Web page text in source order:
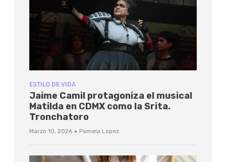
ESTILO DE VIDA
Jaime Camil protagoniza el musical
Matilda en CDMX como la Srita.
Tronchatoro
Marzo 10, 2026 · Pamela López